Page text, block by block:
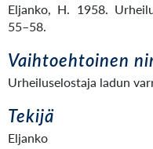
Eljanko, H. 1958.
55–58.
Vaihtoehtoinen
Urheiluselostaja ladun
Tekijä
Eljanko